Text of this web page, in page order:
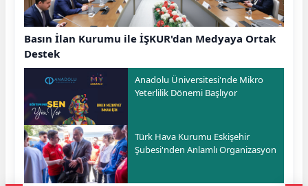
Basın İlan Kurumu ile İŞKUR'dan Medyaya Ortak
Destek
Anadolu Üniversitesi'nde Mikro
Yeterlilik Dönemi Başlıyor
Türk Hava Kurumu Eskişehir
Şubesi'nden Anlamlı Organizasyon